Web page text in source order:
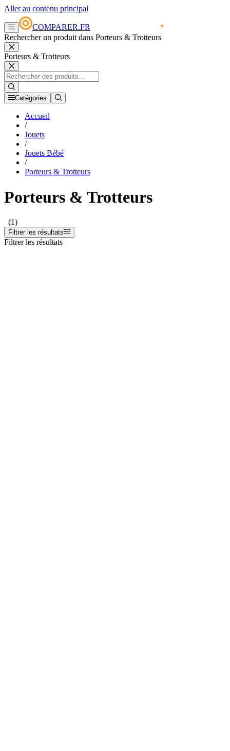
Aller au contenu principal
COMPARER.FR
Rechercher un produit dans Porteurs & Trotteurs
Porteurs & Trotteurs
Catégories
Accueil
/
Jouets
/
Jouets Bébé
/
Porteurs & Trotteurs
Porteurs & Trotteurs
(1)
Filtrer les résultats
Filtrer les résultats